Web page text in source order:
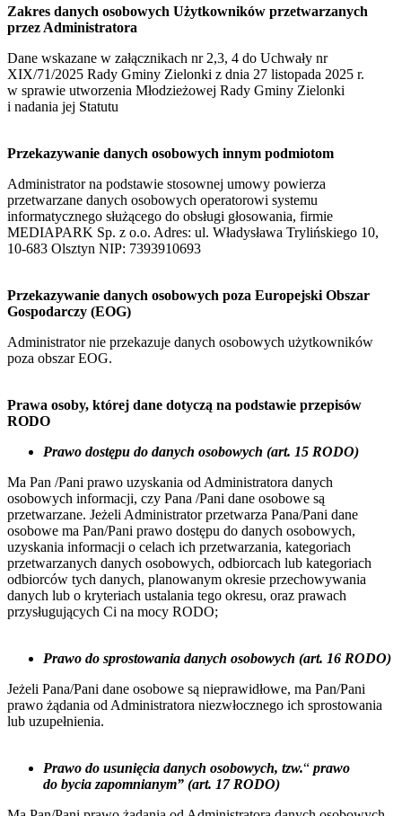
Zakres danych osobowych Użytkowników przetwarzanych
przez Administratora
Dane wskazane w załącznikach nr 2,3, 4 do Uchwały nr
XIX/71/2025 Rady Gminy Zielonki z dnia 27 listopada 2025 r.
w sprawie utworzenia Młodzieżowej Rady Gminy Zielonki
i nadania jej Statutu
Przekazywanie danych osobowych innym podmiotom
Administrator na podstawie stosownej umowy powierza
przetwarzane danych osobowych operatorowi systemu
informatycznego służącego do obsługi głosowania, firmie
MEDIAPARK Sp. z o.o. Adres: ul. Władysława Trylińskiego 10,
10‑683 Olsztyn NIP: 7393910693
Przekazywanie danych osobowych poza Europejski Obszar
Gospodarczy (EOG)
Administrator nie przekazuje danych osobowych użytkowników
poza obszar EOG.
Prawa osoby, której dane dotyczą na podstawie przepisów
RODO
Prawo dostępu do danych osobowych (art. 15 RODO)
Ma Pan /Pani prawo uzyskania od Administratora danych
osobowych informacji, czy Pana /Pani dane osobowe są
przetwarzane. Jeżeli Administrator przetwarza Pana/Pani dane
osobowe ma Pan/Pani prawo dostępu do danych osobowych,
uzyskania informacji o celach ich przetwarzania, kategoriach
przetwarzanych danych osobowych, odbiorcach lub kategoriach
odbiorców tych danych, planowanym okresie przechowywania
danych lub o kryteriach ustalania tego okresu, oraz prawach
przysługujących Ci na mocy RODO;
Prawo do sprostowania danych osobowych (art. 16 RODO)
Jeżeli Pana/Pani dane osobowe są nieprawidłowe, ma Pan/Pani
prawo żądania od Administratora niezwłocznego ich sprostowania
lub uzupełnienia.
Prawo do usunięcia danych osobowych, tzw.“ prawo
do bycia zapomnianym” (art. 17 RODO)